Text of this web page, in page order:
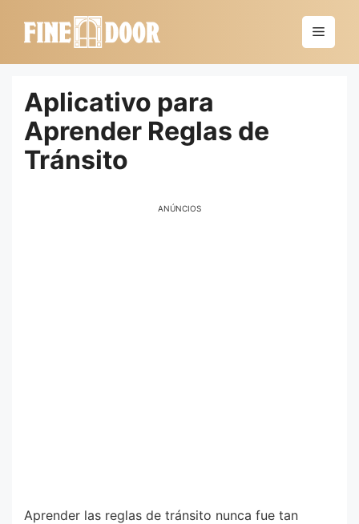
Menú
Aplicativo para
Aprender Reglas de
Tránsito
ANÚNCIOS
Aprender las reglas de tránsito nunca fue tan